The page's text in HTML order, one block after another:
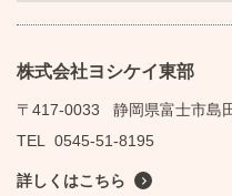
株式会社ヨシケイ東部
〒417-0033
静岡県富士市島
TEL
0545-51-8195
詳しくはこちら